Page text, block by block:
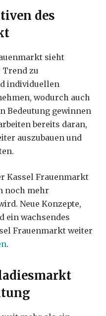
des
sieht
Trend zu
individuellen
wodurch auch
Bedeutung gewinnen
bereits daran,
auszubauen und
Kassel Frauenmarkt
noch mehr
Neue Konzepte,
ein wachsendes
Frauenmarkt weiter
.